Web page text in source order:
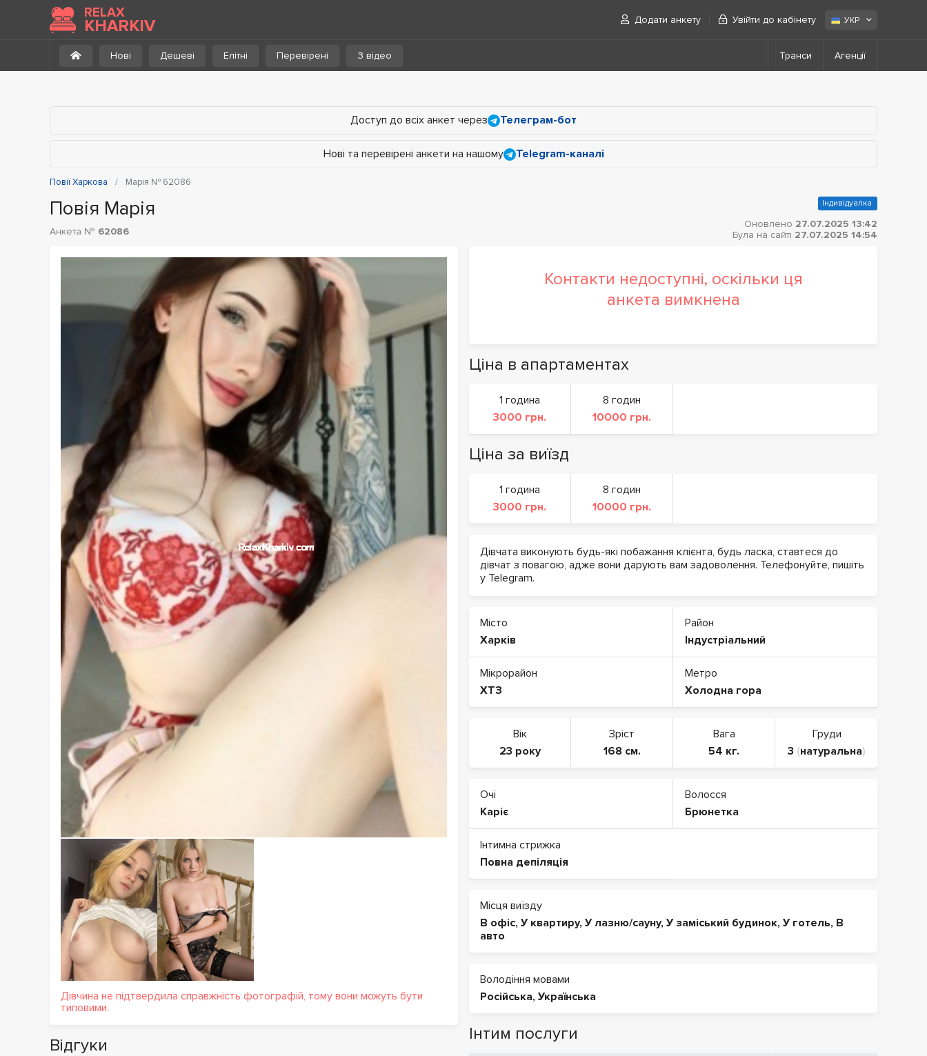
RELAX
KHARKIV Додати анкету Увійти до кабінету УКР
Нові Дешеві Елітні Перевірені З відео Транси Агенції
Доступ до всіх анкет через Телеграм-бот
Нові та перевірені анкети на нашому Telegram-каналі
Повії Харкова Марія № 62086
Повія Марія
Анкета № 62086
Індивідуалка
Оновлено 27.07.2025 13:42
Була на сайті 27.07.2025 14:54
Контакти недоступні, оскільки ця
анкета вимкнена
Дівчина не підтвердила справжність фотографій, тому вони можуть бути
типовими.
Ціна в апартаментах
1 година
3000 грн.
8 годин
10000 грн.
Ціна за виїзд
1 година
3000 грн.
8 годин
10000 грн.
Дівчата виконують будь-які побажання клієнта, будь ласка, ставтеся до
дівчат з повагою, адже вони дарують вам задоволення. Телефонуйте, пишіть
у Telegram.
Місто
Харків
Район
Індустріальний
Мікрорайон
ХТЗ
Метро
Холодна гора
Вік
23 року
Зріст
168 см.
Вага
54 кг.
Груди
3 (натуральна)
Очі
Каріє
Волосся
Брюнетка
Інтимна стрижка
Повна депіляція
Місця виїзду
В офіс, У квартиру, У лазню/сауну, У заміський будинок, У готель, В
авто
Володіння мовами
Російська, Українська
Інтим послуги
Відгуки